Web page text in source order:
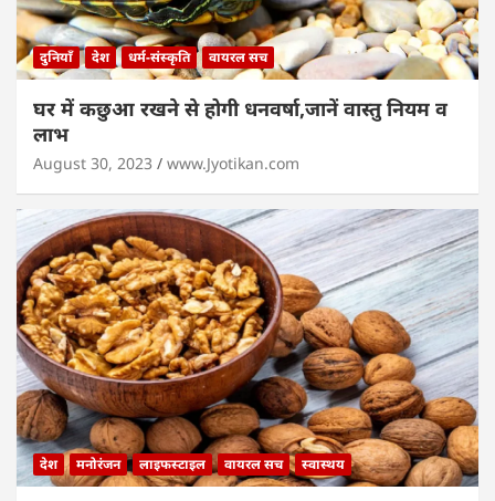
दुनियाँ देश धर्म-संस्कृति वायरल सच
घर में कछुआ रखने से होगी धनवर्षा,जानें वास्तु नियम व
लाभ
August 30, 2023 www.Jyotikan.com
देश मनोरंजन लाइफस्टाइल वायरल सच स्वास्थय